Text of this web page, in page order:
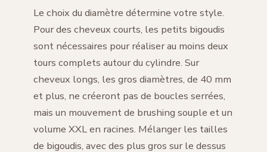
Le choix du diamètre détermine votre style.
Pour des cheveux courts, les petits bigoudis
sont nécessaires pour réaliser au moins deux
tours complets autour du cylindre. Sur
cheveux longs, les gros diamètres, de 40 mm
et plus, ne créeront pas de boucles serrées,
mais un mouvement de brushing souple et un
volume XXL en racines. Mélanger les tailles
de bigoudis, avec des plus gros sur le dessus